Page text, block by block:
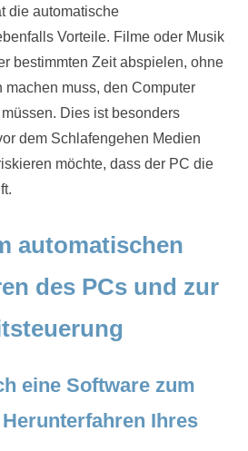
die automatische
Vorteile. Filme oder Musik
bestimmten Zeit abspielen, ohne
machen muss, den Computer
Dies ist besonders
dem Schlafengehen Medien
möchte, dass der PC die
automatischen
des PCs und zur
eine Software zum
Ihres